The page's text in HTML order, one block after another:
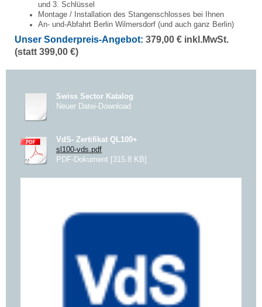
und 3. Schlüssel
Montage / Installation des Stangenschlosses bei Ihnen
An- und-Abfahrt Berlin Wilmersdorf (und auch ganz Berlin)
Unser Sonderpreis-Angebot: 379,00 € inkl.MwSt.
(statt 399,00 €)
Swiss Sector Katalog
Neuer Datei-Download
VdS- Zertifikat QL100+
sl100-vds.pdf
PDF-Dokument [315.8 KB]